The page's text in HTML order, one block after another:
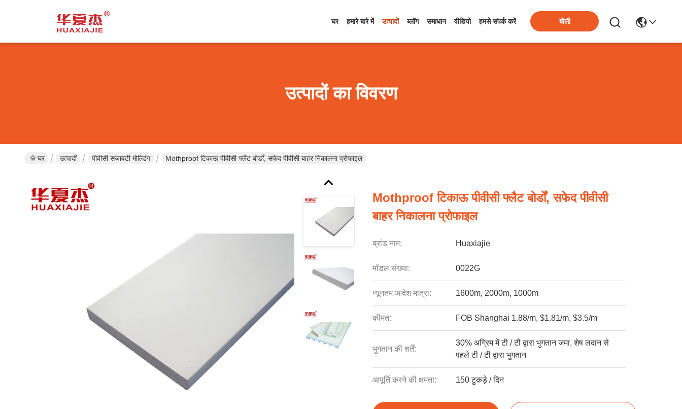
घर हमारे बारे में उत्पादों ब्लॉग समाधान वीडियो हमसे संपर्क करें बोली
उत्पादों का विवरण
घर उत्पादों पीवीसी सजावटी मोल्डिंग Mothproof टिकाऊ पीवीसी फ्लैट बोर्डों, सफेद पीवीसी बाहर निकालना प्रोफाइल
Mothproof टिकाऊ पीवीसी फ्लैट बोर्डों, सफेद पीवीसी
बाहर निकालना प्रोफाइल
ब्रांड नाम: Huaxiajie
मॉडल संख्या: 0022G
न्यूनतम आदेश मात्रा: 1600m, 2000m, 1000m
कीमत: FOB Shanghai 1.88/m, $1.81/m, $3.5/m
भुगतान की शर्तें:
30% अग्रिम में टी / टी द्वारा भुगतान जमा, शेष लदान से
पहले टी / टी द्वारा भुगतान
आपूर्ति करने की क्षमता: 150 टुकड़े / दिन